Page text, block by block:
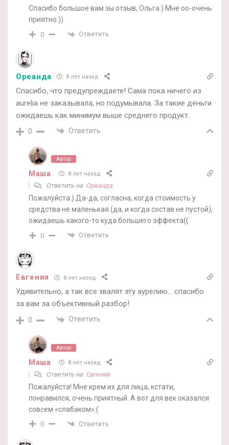
Спасибо большое вам зы отзыв, Ольга:) Мне оо-очень
приятно:))
0 Ответить
Ореанда 8 лет назад
Спасибо, что предупреждаете! Сама пока ничего из
aurelia не заказывала, но подумывала. За такие деньги
ожидаешь как минимум выше среднего продукт.
0 Ответить
Автор
Маша 8 лет назад
Ответить на Ореанда
Пожалуйста:) Да-да, согласна, когда стоимость у
средства не маленькая (да, и когда состав не пустой),
ожидаешь какого-то куда большего эффекта((
0 Ответить
Евгения 8 лет назад
Удивительно, а так все хвалят эту аурелию… спасибо
за вам за объективный разбор!
0 Ответить
Автор
Маша 8 лет назад
Ответить на Евгения
Пожалуйста! Мне крем их для лица, кстати,
понравился, очень приятный. А вот для век оказался
совсем «слабаком»:(
0 Ответить